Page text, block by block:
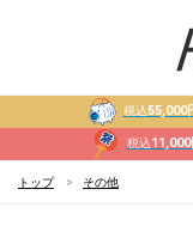
税込55,000
税込11,000
トップ その他